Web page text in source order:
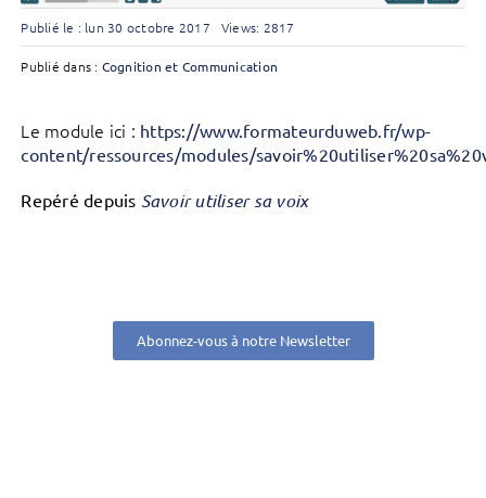
Publié le : lun 30 octobre 2017 Views: 2817
Publié dans : Cognition et Communication
Le module ici : https://www.formateurduweb.fr/wp-
content/ressources/modules/
Repéré depuis Savoir utiliser sa voix
Abonnez-vous à notre Newsletter